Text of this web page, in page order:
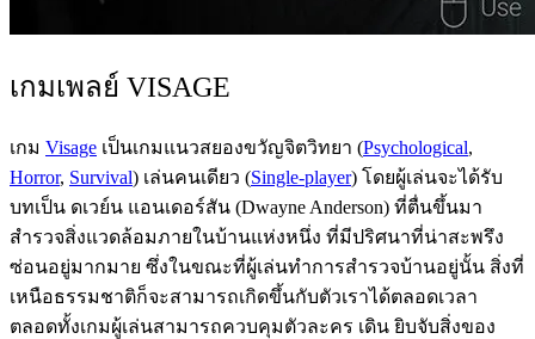
เกมเพลย์ VISAGE
เกม Visage เป็นเกมแนวสยองขวัญจิตวิทยา (Psychological,
Horror, Survival) เล่นคนเดียว (Single-player) โดยผู้เล่นจะได้รับ
บทเป็น ดเวย์น แอนเดอร์สัน (Dwayne Anderson) ที่ตื่นขึ้นมา
สำรวจสิ่งแวดล้อมภายในบ้านแห่งหนึ่ง ที่มีปริศนาที่น่าสะพรึง
ซ่อนอยู่มากมาย ซึ่งในขณะที่ผู้เล่นทำการสำรวจบ้านอยู่นั้น สิ่งที่
เหนือธรรมชาติก็จะสามารถเกิดขึ้นกับตัวเราได้ตลอดเวลา
ตลอดทั้งเกมผู้เล่นสามารถควบคุมตัวละคร เดิน ยิบจับสิ่งของ